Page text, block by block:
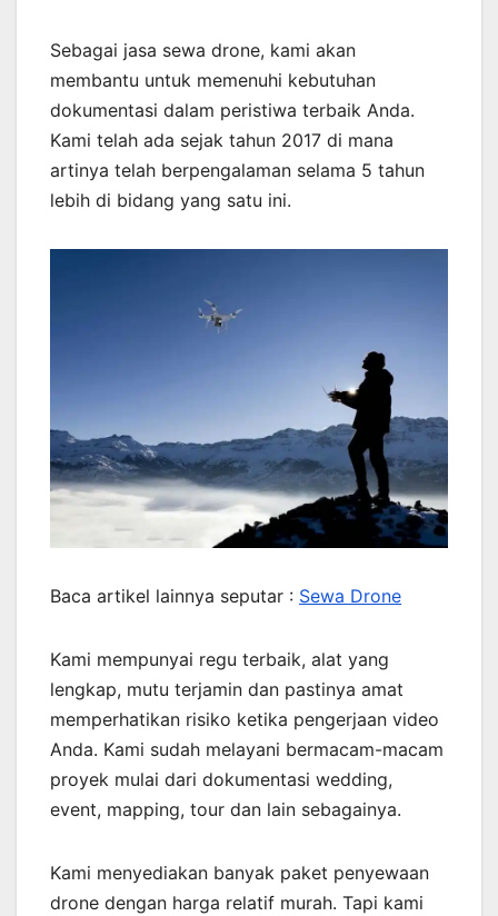
Sebagai jasa sewa drone, kami akan
membantu untuk memenuhi kebutuhan
dokumentasi dalam peristiwa terbaik Anda.
Kami telah ada sejak tahun 2017 di mana
artinya telah berpengalaman selama 5 tahun
lebih di bidang yang satu ini.
Baca artikel lainnya seputar : Sewa Drone
Kami mempunyai regu terbaik, alat yang
lengkap, mutu terjamin dan pastinya amat
memperhatikan risiko ketika pengerjaan video
Anda. Kami sudah melayani bermacam-macam
proyek mulai dari dokumentasi wedding,
event, mapping, tour dan lain sebagainya.
Kami menyediakan banyak paket penyewaan
drone dengan harga relatif murah. Tapi kami